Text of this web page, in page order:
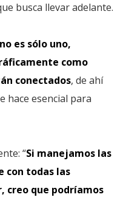
busca llevar adelante.
es sólo uno,
como
conectados, de ahí
hace esencial para
“Si manejamos las
con todas las
creo que podríamos